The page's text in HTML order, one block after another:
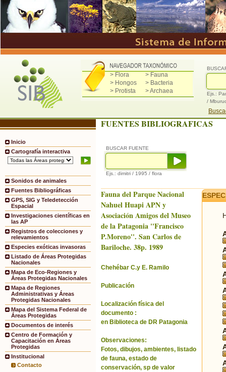
> Flora
> Fauna
> Hongos
> Bacteria
> Protista
> Archaea
Ejs.:
/
Inicio
Cartografía interactiva
Sonidos de animales
Fuentes Bibliográficas
GPS, SIG y Teledetección
Espacial
Investigaciones científicas en
las AP
Registros de colecciones y
relevamientos
Especies exóticas invasoras
Listado de Áreas Protegidas
Nacionales
Mapa de Eco-Regiones y
Áreas Protegidas Nacionales
Mapa de Regiones
Administrativas y Áreas
Protegidas Nacionales
Mapa del Sistema Federal de
Áreas Protegidas
Documentos de interés
Centro de Formación y
Capacitación en Áreas
Protegidas
Institucional
Contacto
FUENTES BIBLIOGRAFICAS
BUSCAR FUENTE
Ejs.: dimitri / 1995 / flora
Fauna del Parque Nacional
Nahuel Huapi APN y
Asociación Amigos del Museo
de la Patagonia ''Francisco
P.Moreno''. San Carlos de
Bariloche. 38p. 1989
Chehébar C.y E. Ramilo
Publicación
Localización física del
documento :
en Biblioteca de DR Patagonia
Observaciones:
Fotos, dibujos, ambientes, listado
de fauna, estado de
conservación, sp de valor